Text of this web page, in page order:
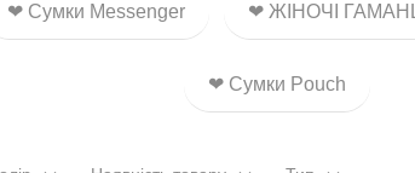
❤ Сумки Messenger ❤ ЖІНОЧІ
❤ Сумки Pouch